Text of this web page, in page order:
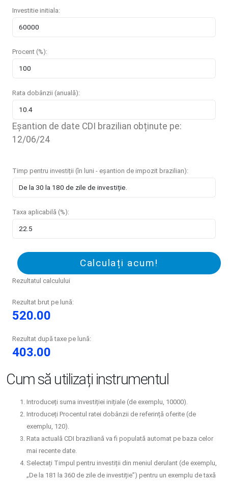
Investitie initiala:
Procent (%):
Rata dobânzii (anuală):
Eșantion de date CDI brazilian obținute pe:
12/06/24
Timp pentru investiții (în luni - eșantion de impozit brazilian):
Taxa aplicabilă (%):
Calculați acum!
Rezultatul calculului
Rezultat brut pe lună:
520.00
Rezultat după taxe pe lună:
403.00
Cum să utilizați instrumentul
Introduceți suma investiției inițiale (de exemplu, 10000).
Introduceți Procentul ratei dobânzii de referință oferite (de
exemplu, 120).
Rata actuală CDI braziliană va fi populată automat pe baza celor
mai recente date.
Selectați Timpul pentru investiții din meniul derulant (de exemplu,
„De la 181 la 360 de zile de investiție”) pentru un exemplu de taxă